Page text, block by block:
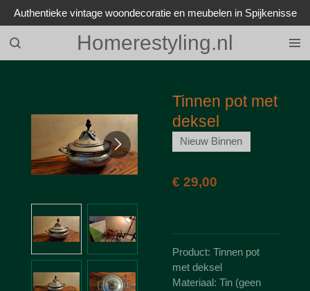
Ga
direct
naar
de
Homerestyling.nl
Authentieke vintage woondecoratie en meubelen in Spijkenisse
Tinnen pot met
deksel
Nieuw Binnen
€ 29,00
Product: Tinnen pot
met deksel
Materiaal: Tin (geen